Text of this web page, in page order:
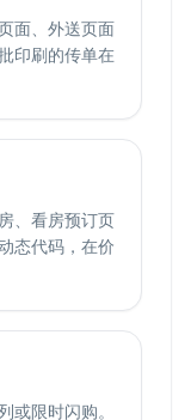
面、外送页面
印刷的传单在
、看房预订页
态代码，在价
或限时闪购。